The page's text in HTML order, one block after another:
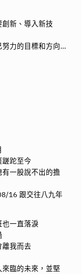
新、導入新技
努力的目標和方向…
蹉跎至今
一股說不出的擔
16 跟交往八九年
一直落淚
我而去
臨的未來，並堅